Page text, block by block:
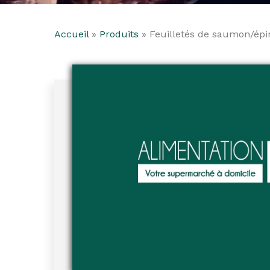
Accueil» Produits » Feuilletés de saumon/